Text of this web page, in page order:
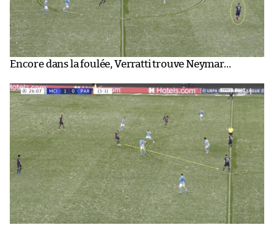
Encore dans la foulée, Verratti trouve Neymar…